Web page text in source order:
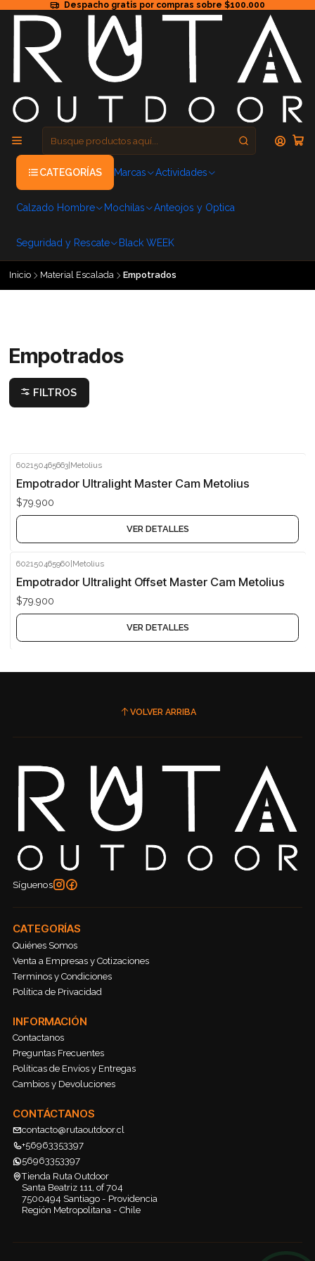
Despacho gratis por compras sobre $100.000
CATEGORÍAS Marcas Actividades
Calzado Hombre Mochilas Anteojos y Optica
Seguridad y Rescate Black WEEK
Inicio Material Escalada Empotrados
Empotrados
FILTROS
602150465663|Metolius
Empotrador Ultralight Master Cam Metolius
$79.900
VER DETALLES
602150465960|Metolius
Empotrador Ultralight Offset Master Cam Metolius
$79.900
VER DETALLES
VOLVER ARRIBA
Síguenos
CATEGORÍAS
Quiénes Somos
Venta a Empresas y Cotizaciones
Terminos y Condiciones
Política de Privacidad
INFORMACIÓN
Contactanos
Preguntas Frecuentes
Políticas de Envíos y Entregas
Cambios y Devoluciones
CONTÁCTANOS
contacto@rutaoutdoor.cl
+56963353397
56963353397
Tienda Ruta Outdoor
Santa Beatriz 111, of 704
7500494 Santiago - Providencia
Región Metropolitana - Chile